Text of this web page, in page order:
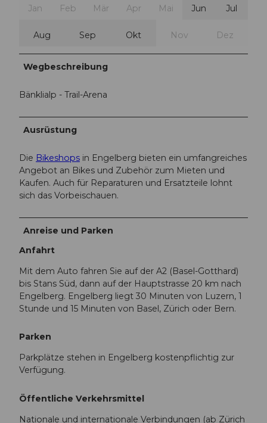
Jan Feb Mär Apr Mai Jun Jul
Aug Sep Okt Nov Dez
Wegbeschreibung
Bänklialp - Trail-Arena
Ausrüstung
Die Bikeshops in Engelberg bieten ein umfangreiches
Angebot an Bikes und Zubehör zum Mieten und
Kaufen. Auch für Reparaturen und Ersatzteile lohnt
sich das Vorbeischauen.
Anreise und Parken
Anfahrt
Mit dem Auto fahren Sie auf der A2 (Basel-Gotthard)
bis Stans Süd, dann auf der Hauptstrasse 20 km nach
Engelberg. Engelberg liegt 30 Minuten von Luzern, 1
Stunde und 15 Minuten von Basel, Zürich oder Bern.
Parken
Parkplätze stehen in Engelberg kostenpflichtig zur
Verfügung.
Öffentliche Verkehrsmittel
Nationale und internationale Verbindungen (ab Zürich